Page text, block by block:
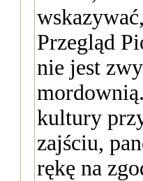
Przegląd
nie jest
kultury
zajściu,
rękę na